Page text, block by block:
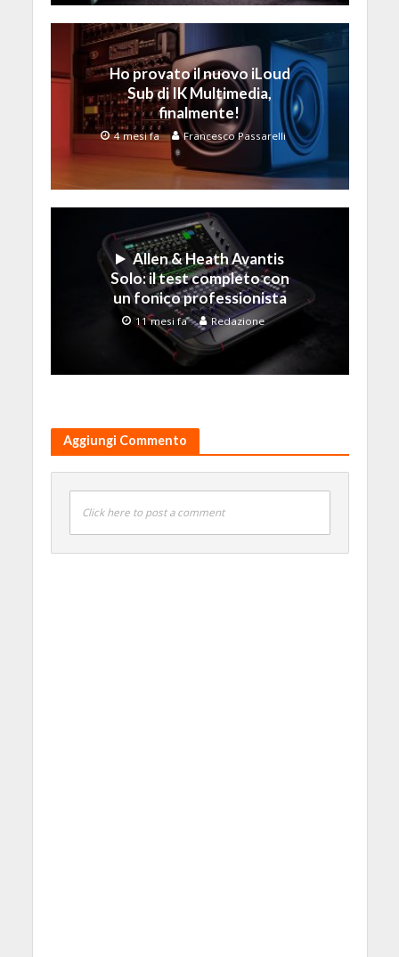
Ho provato il nuovo iLoud
Sub di IK Multimedia,
finalmente!
4 mesi fa Francesco Passarelli
Allen & Heath Avantis
Solo: il test completo con
un fonico professionista
11 mesi fa Redazione
Aggiungi Commento
Click here to post a comment